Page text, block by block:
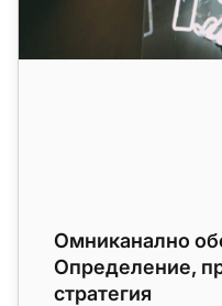
Омниканално
Определение,
стратегия